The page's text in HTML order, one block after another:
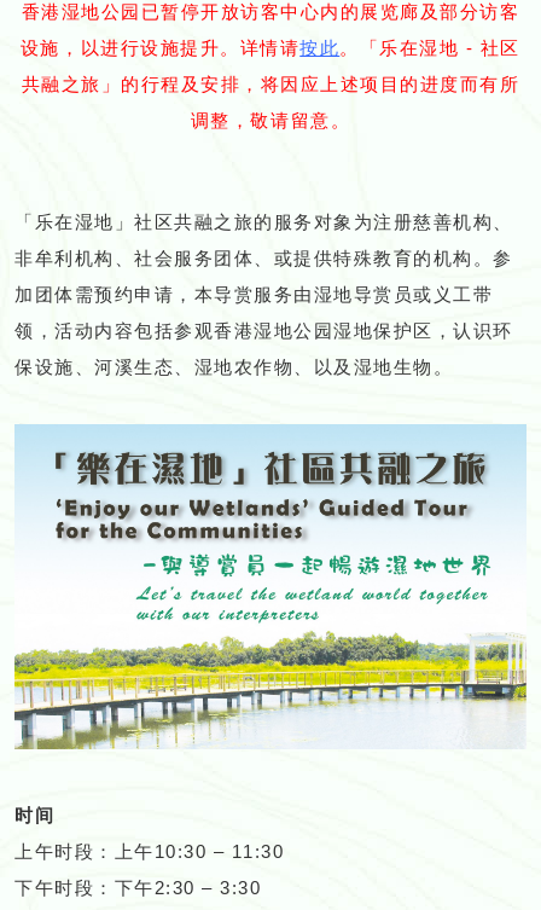
香港湿地公园已暂停开放访客中心内的展览廊及部分访客
设施，以进行设施提升。详情请按此。「乐在湿地 - 社区
共融之旅」的行程及安排，将因应上述项目的进度而有所
调整，敬请留意。
「乐在湿地」社区共融之旅的服务对象为注册慈善机构、
非牟利机构、社会服务团体、或提供特殊教育的机构。参
加团体需预约申请，本导赏服务由湿地导赏员或义工带
领，活动内容包括参观香港湿地公园湿地保护区，认识环
保设施、河溪生态、湿地农作物、以及湿地生物。
时间
上午时段：上午10:30 – 11:30
下午时段：下午2:30 – 3:30